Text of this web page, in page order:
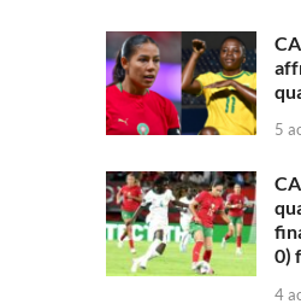
5
0)
4